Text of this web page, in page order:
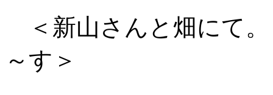
＜新山さんと畑にて
～す＞